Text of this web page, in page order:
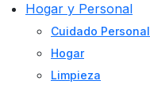
Hogar y Personal
Cuidado Personal
Hogar
Limpieza